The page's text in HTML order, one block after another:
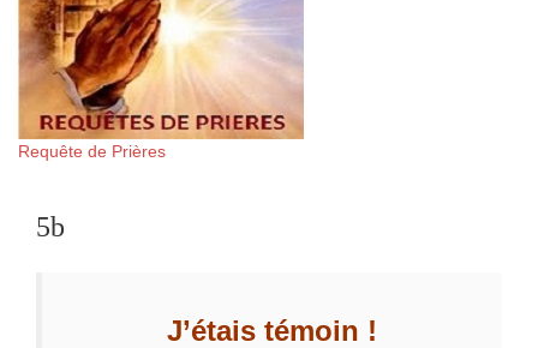
Requête de Prières
5b
J’étais témoin !